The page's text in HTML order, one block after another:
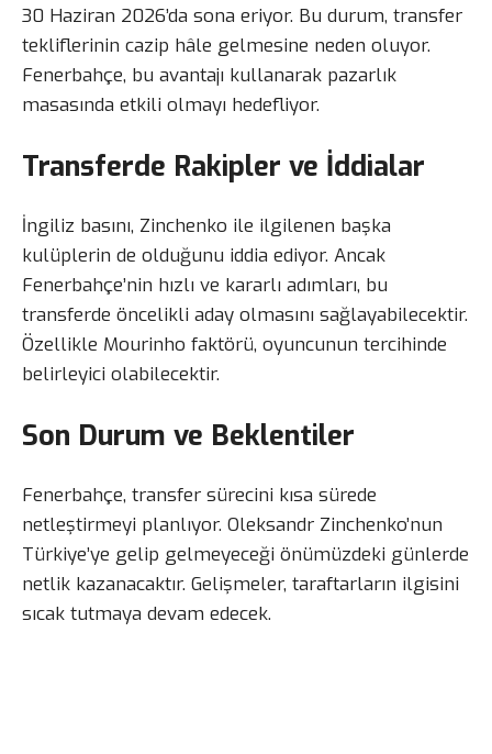
30 Haziran 2026’da sona eriyor. Bu durum, transfer
tekliflerinin cazip hâle gelmesine neden oluyor.
Fenerbahçe, bu avantajı kullanarak pazarlık
masasında etkili olmayı hedefliyor.
Transferde Rakipler ve İddialar
İngiliz basını, Zinchenko ile ilgilenen başka
kulüplerin de olduğunu iddia ediyor. Ancak
Fenerbahçe’nin hızlı ve kararlı adımları, bu
transferde öncelikli aday olmasını sağlayabilecektir.
Özellikle Mourinho faktörü, oyuncunun tercihinde
belirleyici olabilecektir.
Son Durum ve Beklentiler
Fenerbahçe, transfer sürecini kısa sürede
netleştirmeyi planlıyor. Oleksandr Zinchenko’nun
Türkiye’ye gelip gelmeyeceği önümüzdeki günlerde
netlik kazanacaktır. Gelişmeler, taraftarların ilgisini
sıcak tutmaya devam edecek.